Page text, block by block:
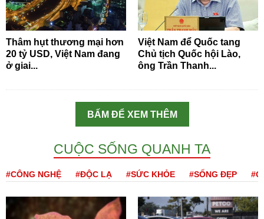
Thâm hụt thương mại hơn
20 tỷ USD, Việt Nam đang
ở giai...
Việt Nam để Quốc tang
Chủ tịch Quốc hội Lào,
ông Trần Thanh...
BẤM ĐỂ XEM THÊM
CUỘC SỐNG QUANH TA
#CÔNG NGHỆ #ĐỘC LẠ #SỨC KHỎE #SỐNG ĐẸP